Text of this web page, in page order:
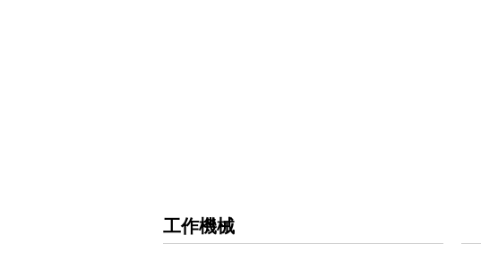
JTEKT受注内容検索システム
スキ
工作機械